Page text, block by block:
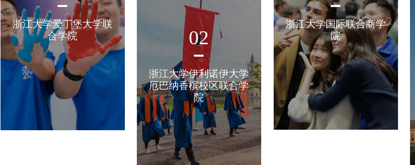
浙江大学爱丁堡大学联
合学院
02
浙江大学伊利诺伊大学
厄巴纳香槟校区联合学
院
浙江大学国际联合商学
院